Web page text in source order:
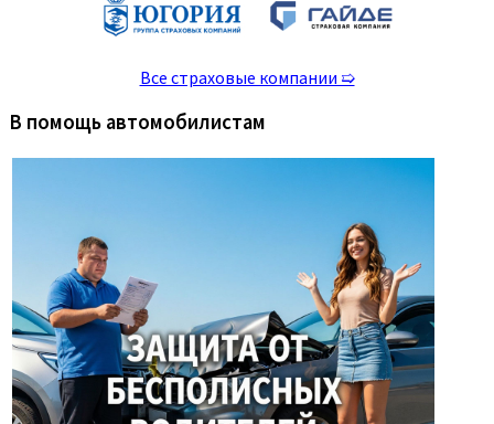
Все страховые компании ➯
В помощь автомобилистам